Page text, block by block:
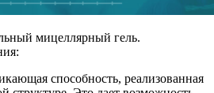
мицеллярный гель.
способность, реализованная